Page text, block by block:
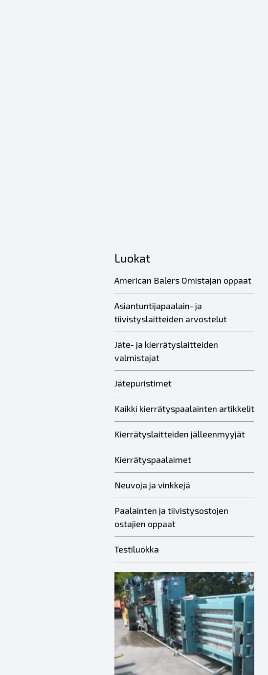
Luokat
American Balers Omistajan oppaat
Asiantuntijapaalain- ja
tiivistyslaitteiden arvostelut
Jäte- ja kierrätyslaitteiden
valmistajat
Jätepuristimet
Kaikki kierrätyspaalainten artikkelit
Kierrätyslaitteiden jälleenmyyjät
Kierrätyspaalaimet
Neuvoja ja vinkkejä
Paalainten ja tiivistysostojen
ostajien oppaat
Testiluokka